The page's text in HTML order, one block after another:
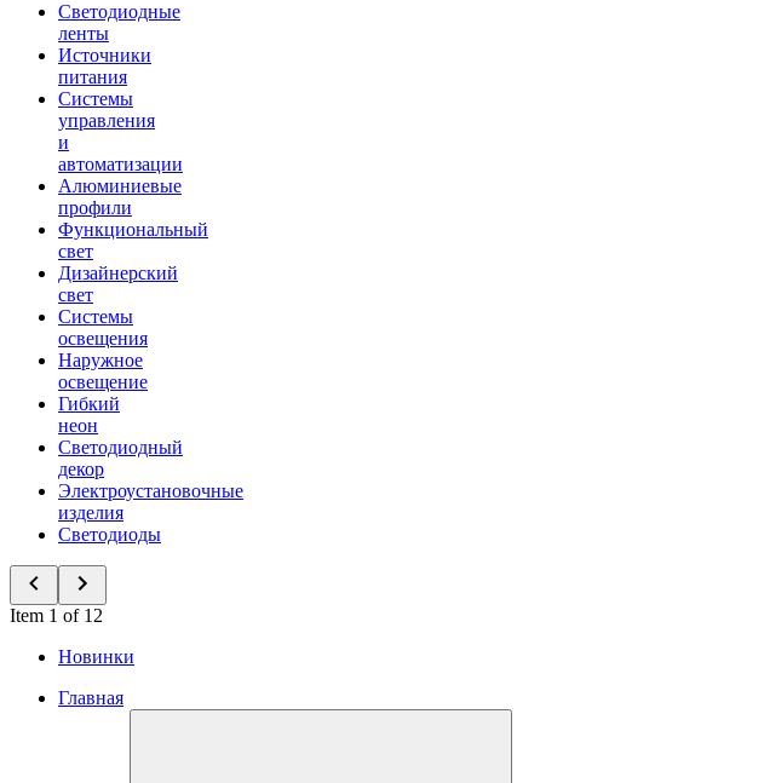
Светодиодные
ленты
Источники
питания
Системы
управления
и
автоматизации
Алюминиевые
профили
Функциональный
свет
Дизайнерский
свет
Системы
освещения
Наружное
освещение
Гибкий
неон
Светодиодный
декор
Электроустановочные
изделия
Светодиоды
Item 1 of 12
Новинки
Главная